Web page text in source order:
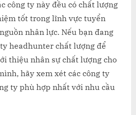
công ty này đều có chất lượng
tốt trong lĩnh vực tuyển
nhân lực. Nếu bạn đang
headhunter chất lượng để
thiệu nhân sự chất lượng cho
hãy xem xét các công ty
ty phù hợp nhất với nhu cầu